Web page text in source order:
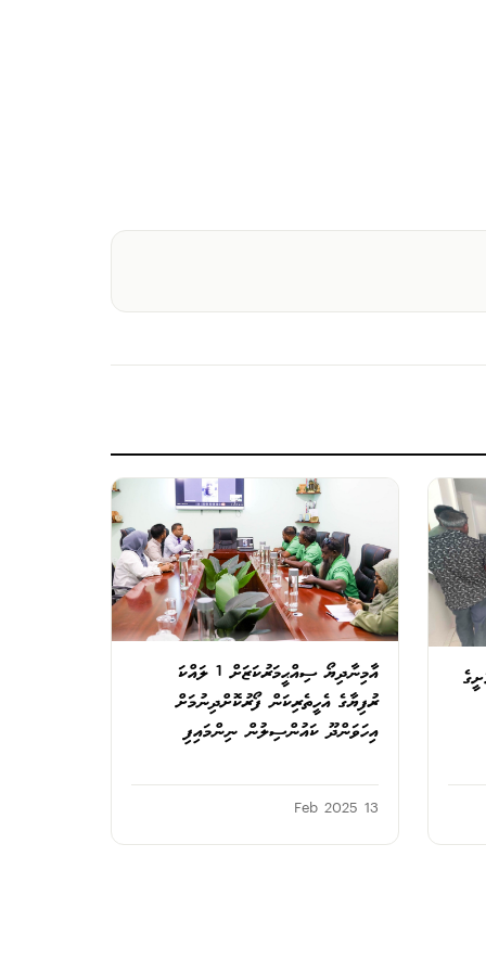
އާމިނާދިޔޯ ސިއްޙީމަރުކަޒަށް 1 ލައްކަ
ރުފިޔާގެ އެހީތެރިކަން ފޯރުކޮށްދިނުމަށް
އިހަވަންދޫ ކައުންސިލުން ނިންމައިފި
13 Feb 2025